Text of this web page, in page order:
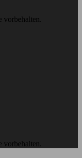
vorbehalten.
vorbehalten.